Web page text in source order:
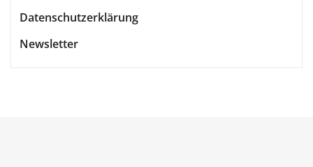
Datenschutzerklärung
Newsletter